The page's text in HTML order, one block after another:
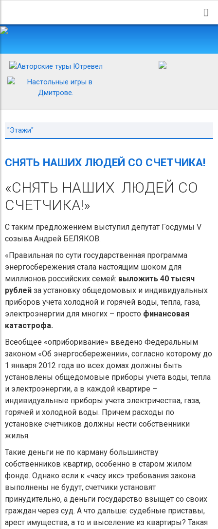
"Этажи"
СНЯТЬ НАШИХ ЛЮДЕЙ СО СЧЕТЧИКА!
«СНЯТЬ НАШИХ ЛЮДЕЙ СО
СЧЕТЧИКА!»
С таким предложением выступил депутат Госдумы V
созыва Андрей БЕЛЯКОВ.
«Правильная по сути государственная программа
энергосбережения стала настоящим шоком для
миллионов российских семей: выложить 40 тысяч
рублей за установку общедомовых и индивидуальных
приборов учета холодной и горячей воды, тепла, газа,
электроэнергии для многих – просто финансовая
катастрофа.
Всеобщее «оприборивание» введено Федеральным
законом «Об энергосбережении», согласно которому до
1 января 2012 года во всех домах должны быть
установлены общедомовые приборы учета воды, тепла
и электроэнергии, а в каждой квартире –
индивидуальные приборы учета электричества, газа,
горячей и холодной воды. Причем расходы по
установке счетчиков должны нести собственники
жилья.
Такие деньги не по карману большинству
собственников квартир, особенно в старом жилом
фонде. Однако если к «часу икс» требования закона
выполнены не будут, счетчики установят
принудительно, а деньги государство взыщет со своих
граждан через суд. А что дальше: судебные приставы,
арест имущества, а то и выселение из квартиры? Такая